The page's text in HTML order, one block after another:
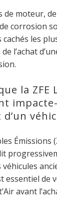
de moteur,
corrosion
cachés les
l’achat
la ZFE
d’un
Émissions
essentiel de
avant